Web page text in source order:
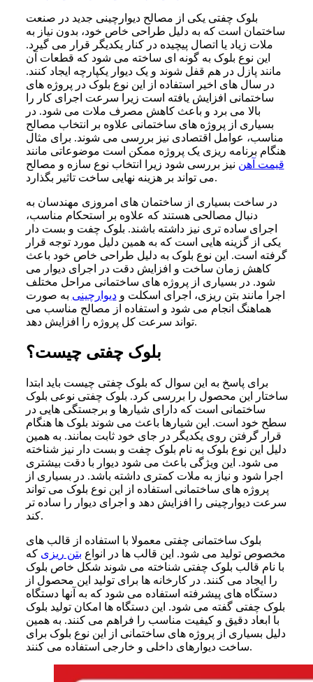
بلوک چفتی یکی از مصالح دیوارچینی جدید در صنعت
ساختمان است که به دلیل طراحی خاص خود، بدون نیاز به
ملات زیاد یا اتصال پیچیده در کنار یکدیگر قرار می گیرد.
این نوع بلوک به گونه ای ساخته می شود که قطعات آن
مانند پازل در هم قفل شوند و یک دیوار یکپارچه ایجاد کنند.
در سال های اخیر استفاده از این نوع بلوک در پروژه های
ساختمانی افزایش یافته است زیرا سرعت اجرای کار را
بالا می برد و باعث کاهش مصرف ملات می شود. در
بسیاری از پروژه های ساختمانی علاوه بر انتخاب مصالح
مناسب، عوامل اقتصادی نیز بررسی می شوند. برای مثال
هنگام برنامه ریزی یک پروژه ممکن است موضوعاتی مانند
قیمت آهن نیز بررسی شود زیرا انتخاب نوع سازه و مصالح
می تواند بر هزینه نهایی ساخت تاثیر بگذارد.
در ساخت بسیاری از ساختمان های امروزی مهندسان به
دنبال مصالحی هستند که علاوه بر استحکام مناسب،
اجرای ساده تری نیز داشته باشند. بلوک چفت و بست دار
یکی از گزینه هایی است که به همین دلیل مورد توجه قرار
گرفته است. این نوع بلوک به دلیل طراحی خاص خود باعث
کاهش زمان ساخت و افزایش دقت در اجرای دیوار می
شود. در بسیاری از پروژه های ساختمانی مراحل مختلف
اجرا مانند بتن ریزی، اجرای اسکلت ودیوارچینی به صورت
هماهنگ انجام می شود و استفاده از مصالح مناسب می
تواند سرعت کل پروژه را افزایش دهد.
بلوک چفتی چیست؟
برای پاسخ به این سوال که بلوک چفتی چیست باید ابتدا
ساختار این محصول را بررسی کرد. بلوک چفتی نوعی بلوک
ساختمانی است که دارای شیارها و برجستگی هایی در
سطح خود است. این شیارها باعث می شوند بلوک ها هنگام
قرار گرفتن روی یکدیگر در جای خود ثابت بمانند. به همین
دلیل این نوع بلوک به نام بلوک چفت و بست دار نیز شناخته
می شود. این ویژگی باعث می شود دیوار با دقت بیشتری
اجرا شود و نیاز به ملات کمتری داشته باشد. در بسیاری از
پروژه های ساختمانی استفاده از این نوع بلوک می تواند
سرعت دیوارچینی را افزایش دهد و اجرای دیوار را ساده تر
کند.
بلوک ساختمانی چفتی معمولا با استفاده از قالب های
مخصوص تولید می شود. این قالب ها در انواع بتن ریزی که
با نام قالب بلوک چفتی شناخته می شوند شکل خاص بلوک
را ایجاد می کنند. در کارخانه ها برای تولید این محصول از
دستگاه های پیشرفته استفاده می شود که به آنها دستگاه
بلوک چفتی گفته می شود. این دستگاه ها امکان تولید بلوک
با ابعاد دقیق و کیفیت مناسب را فراهم می کنند. به همین
دلیل بسیاری از پروژه های ساختمانی از این نوع بلوک برای
ساخت دیوارهای داخلی و خارجی استفاده می کنند.